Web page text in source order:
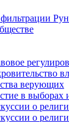
верующих
в выборах
о
о